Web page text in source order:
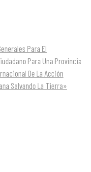
Para El
Para Una Provincia
De La Acción
Salvando La Tierra»